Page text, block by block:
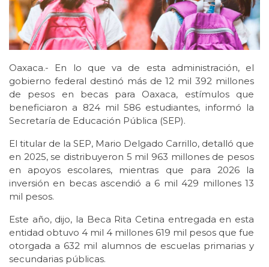
Oaxaca.- En lo que va de esta administración, el
gobierno federal destinó más de 12 mil 392 millones
de pesos en becas para Oaxaca, estímulos que
beneficiaron a 824 mil 586 estudiantes, informó la
Secretaría de Educación Pública (SEP).
El titular de la SEP, Mario Delgado Carrillo, detalló que
en 2025, se distribuyeron 5 mil 963 millones de pesos
en apoyos escolares, mientras que para 2026 la
inversión en becas ascendió a 6 mil 429 millones 13
mil pesos.
Este año, dijo, la Beca Rita Cetina entregada en esta
entidad obtuvo 4 mil 4 millones 619 mil pesos que fue
otorgada a 632 mil alumnos de escuelas primarias y
secundarias públicas.